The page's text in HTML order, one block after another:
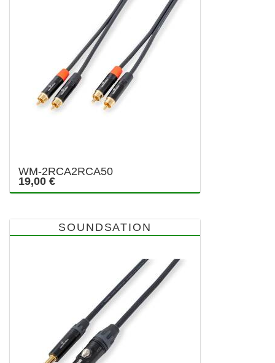
WM-2RCA2RCA50
19,00 €
SOUNDSATION